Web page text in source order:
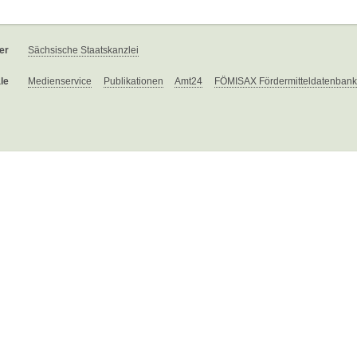
Sächsische Staatskanzlei
Medienservice Publikationen Amt24 FÖMISAX Fördermitteldatenbank